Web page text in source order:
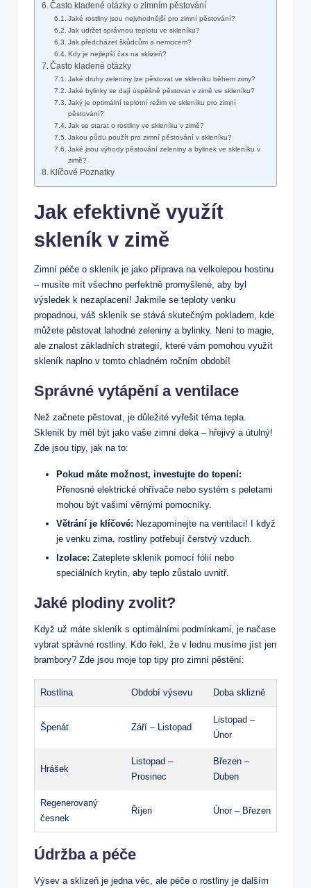
Často kladené otázky o zimním pěstování
Jaké rostliny jsou nejvhodnější pro zimní pěstování?
Jak udržet správnou teplotu ve skleníku?
Jak předcházet škůdcům a nemocem?
Kdy je nejlepší čas na sklizeň?
Často kladené otázky
Jaké druhy zeleniny lze pěstovat ve skleníku během zimy?
Jaké bylinky se dají úspěšně pěstovat v zimě ve skleníku?
Jaký je optimální teplotní režim ve skleníku pro zimní
pěstování?
Jak se starat o rostliny ve skleníku v zimě?
Jakou půdu použít pro zimní pěstování v skleníku?
Jaké jsou výhody pěstování zeleniny a bylinek ve skleníku v
zimě?
Klíčové Poznatky
Jak efektivně využít
skleník v zimě
Zimní péče o skleník je jako příprava na velkolepou hostinu
– musíte mít všechno perfektně promyšlené, aby byl
výsledek k nezaplacení! Jakmile se teploty venku
propadnou, váš skleník se stává skutečným pokladem, kde
můžete pěstovat lahodné zeleniny a bylinky. Není to magie,
ale znalost základních strategií, které vám pomohou využít
skleník naplno v tomto chladném ročním období!
Správné vytápění a ventilace
Než začnete pěstovat, je důležité vyřešit téma tepla.
Skleník by měl být jako vaše zimní deka – hřejivý a útulný!
Zde jsou tipy, jak na to:
Pokud máte možnost, investujte do topení:
Přenosné elektrické ohřívače nebo systém s peletami
mohou být vašimi věrnými pomocníky.
Větrání je klíčové: Nezapomínejte na ventilaci! I když
je venku zima, rostliny potřebují čerstvý vzduch.
Izolace: Zateplete skleník pomocí fólií nebo
speciálních krytin, aby teplo zůstalo uvnitř.
Jaké plodiny zvolit?
Když už máte skleník s optimálními podmínkami, je načase
vybrat správné rostliny. Kdo řekl, že v lednu musíme jíst jen
brambory? Zde jsou moje top tipy pro zimní pěstění:
Rostlina Období výsevu Doba sklizně
Špenát Září – Listopad
Listopad –
Únor
Hrášek
Listopad –
Prosinec
Březen –
Duben
Regenerovaný
česnek
Říjen Únor – Březen
Údržba a péče
Výsev a sklizeň je jedna věc, ale péče o rostliny je dalším